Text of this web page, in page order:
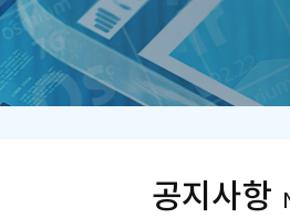
공지사항